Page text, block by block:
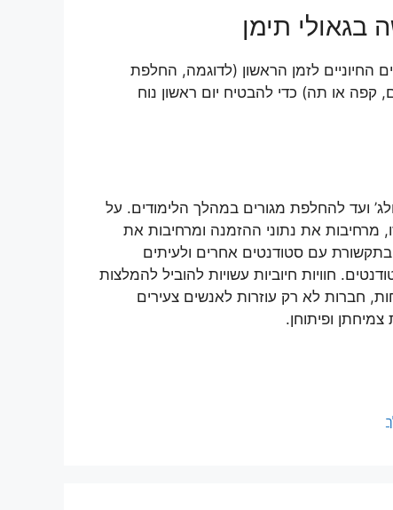
תימן
החיוניים לזמן הראשון (לדוגמה, החלפת
קפה או תה) כדי להבטיח יום ראשון נוח
ועד להחלפת מגורים במהלך הלימודים. על
מרחיבות את נתוני ההזמנה ומרחיבות את
עם סטודנטים אחרים ולעיתים
חוויות חיוביות עשויות להוביל להמלצות
חברות לא רק עוזרות לאנשים צעירים
ופיתוחן.